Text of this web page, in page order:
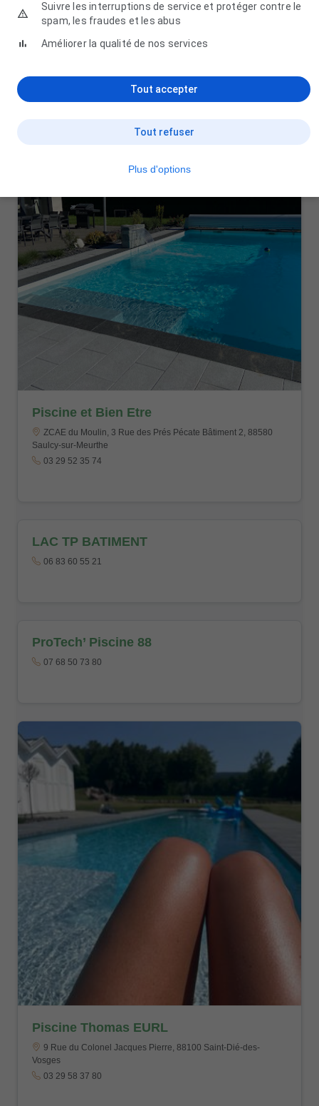
Rpiscines(pisciniste vosges)
03 29 41 28 44
Piscine et Bien Etre
ZCAE du Moulin, 3 Rue des Prés Pécate Bâtiment 2, 88580
Saulcy-sur-Meurthe
03 29 52 35 74
LAC TP BATIMENT
06 83 60 55 21
ProTech’ Piscine 88
07 68 50 73 80
Piscine Thomas EURL
9 Rue du Colonel Jacques Pierre, 88100 Saint-Dié-des-
Vosges
03 29 58 37 80
Suivre les interruptions de service et protéger contre le
spam, les fraudes et les abus
Améliorer la qualité de nos services
Tout refuser
Tout accepter
Plus d'options